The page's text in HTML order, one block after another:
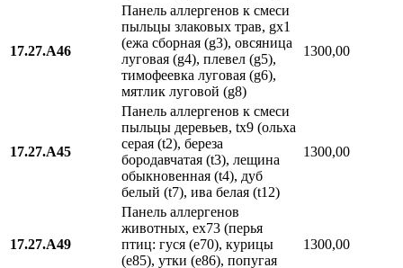
17.27.A46
Панель аллергенов к смеси
пыльцы злаковых трав, gx1
(ежа сборная (g3), овсяница
луговая (g4), плевел (g5),
тимофеевка луговая (g6),
мятлик луговой (g8)
1300,00
17.27.A45
Панель аллергенов к смеси
пыльцы деревьев, tx9 (ольха
серая (t2), береза
бородавчатая (t3), лещина
обыкновенная (t4), дуб
белый (t7), ива белая (t12)
1300,00
17.27.A49
Панель аллергенов
животных, еx73 (перья
птиц: гуся (е70), курицы
(е85), утки (е86), попугая
1300,00